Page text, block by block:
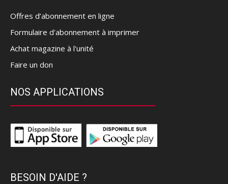
Offres d’abonnement en ligne
Formulaire d'abonnement à imprimer
Achat magazine à l'unité
Faire un don
NOS APPLICATIONS
BESOIN D'AIDE ?